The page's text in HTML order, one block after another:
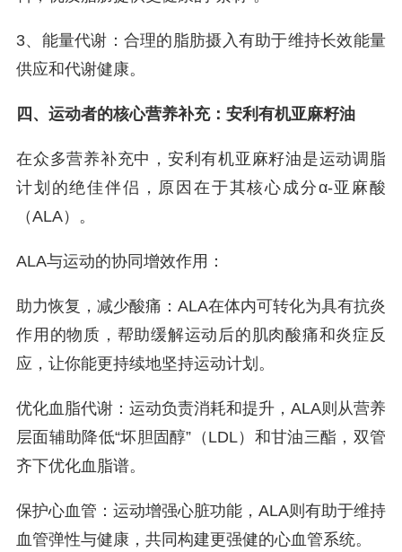
3、能量代谢：合理的脂肪摄入有助于维持长效能量
供应和代谢健康。
四、运动者的核心营养补充：安利有机亚麻籽油
在众多营养补充中，安利有机亚麻籽油是运动调脂
计划的绝佳伴侣，原因在于其核心成分α-亚麻酸
（ALA）。
ALA与运动的协同增效作用：
助力恢复，减少酸痛：ALA在体内可转化为具有抗炎
作用的物质，帮助缓解运动后的肌肉酸痛和炎症反
应，让你能更持续地坚持运动计划。
优化血脂代谢：运动负责消耗和提升，ALA则从营养
层面辅助降低“坏胆固醇”（LDL）和甘油三酯，双管
齐下优化血脂谱。
保护心血管：运动增强心脏功能，ALA则有助于维持
血管弹性与健康，共同构建更强健的心血管系统。